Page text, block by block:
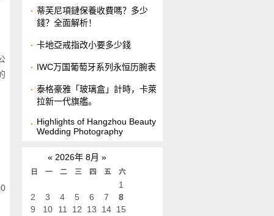
​蒂芙尼項鏈保養收費嗎？多少
錢？全面解析！
​卡地亞戒指改小要多少錢
IWC万国葡萄牙系列永恒历腕表
泰格豪雅「玻璃盒」計時，卡萊
拉新一代旗艦。
Highlights of Hangzhou Beauty
Wedding Photography
« 2026年 8月 »
日 一 二 三 四 五 六
1
2
3 4 5 6 7
8
9
10 11 12 13 14 15